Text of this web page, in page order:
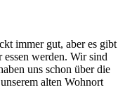
immer gut, aber es gibt
werden. Wir sind
uns schon über die
alten Wohnort